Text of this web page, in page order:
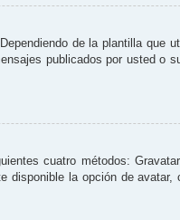
de la plantilla que
publicados por usted o
cuatro métodos:
la opción de